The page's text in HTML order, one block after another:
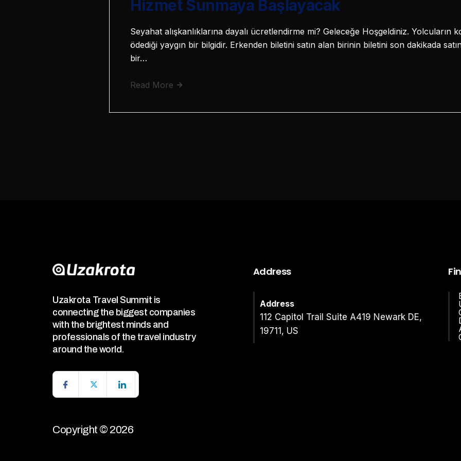
Hizmet Sunmaya Başlayacak
Seyahat alışkanlıklarına dayalı ücretlendirme mi? Geleceğe Hoşgeldiniz. Yolcuların
ödediği yaygın bir bilgidir. Erkenden biletini satın alan birinin biletini son dakikada
bir…
Read More
Uzakrota Travel Summit is
connecting the biggest companies
with the brightest minds and
professionals of the travel industry
around the world.
Copyright © 2026
Address
Address
112 Capitol Trail Suite A419 Newark DE,
19711, US